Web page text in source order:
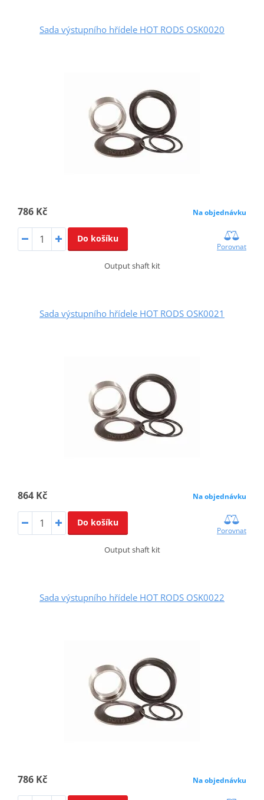
Sada výstupního hřídele HOT RODS OSK0020
786 Kč Na objednávku
Do košíku
Porovnat
Output shaft kit
Sada výstupního hřídele HOT RODS OSK0021
864 Kč Na objednávku
Do košíku
Porovnat
Output shaft kit
Sada výstupního hřídele HOT RODS OSK0022
786 Kč Na objednávku